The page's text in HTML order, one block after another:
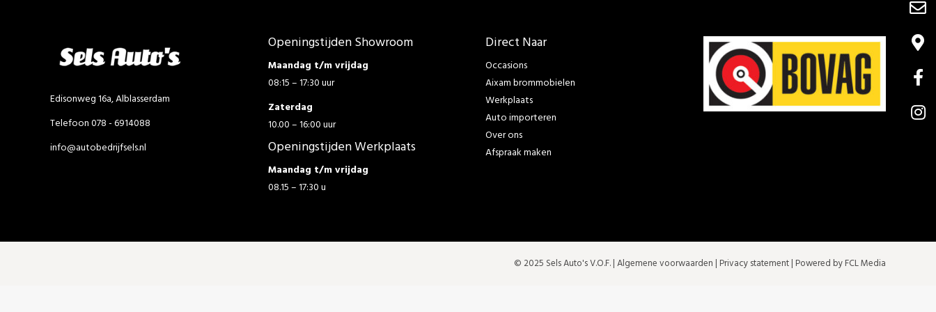
Edisonweg 16a, Alblasserdam
Telefoon 078 - 6914088
info@autobedrijfsels.nl
Openingstijden Showroom
Maandag t/m vrijdag
08:15 – 17:30 uur
Zaterdag
10.00 – 16:00 uur
Openingstijden Werkplaats
Maandag t/m vrijdag
08.15 – 17:30 u
Direct Naar
Occasions
Aixam brommobielen
Werkplaats
Auto importeren
Over ons
Afspraak maken
© 2025 Sels Auto's V.O.F. |Algemene voorwaarden | Privacy statement| Powered by FCL Media